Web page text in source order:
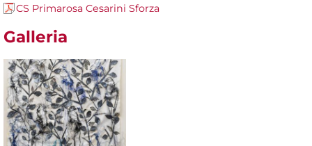
CS Primarosa Cesarini Sforza
Galleria